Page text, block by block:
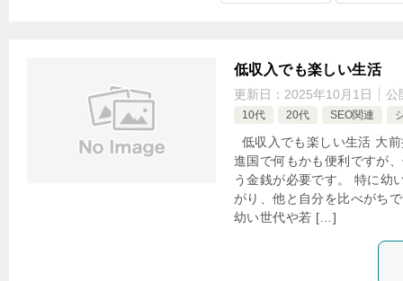
低収入でも楽しい生活
更新日： 2025年10月1日 公
10代 20代 SEO関連
低収入でも楽しい生活 大
進国で何もかも便利ですが
う金銭が必要です。 特に幼
がり、他と自分を比べがち
幼い世代や若 […]